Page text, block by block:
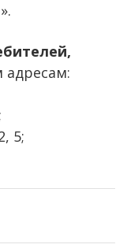
5;